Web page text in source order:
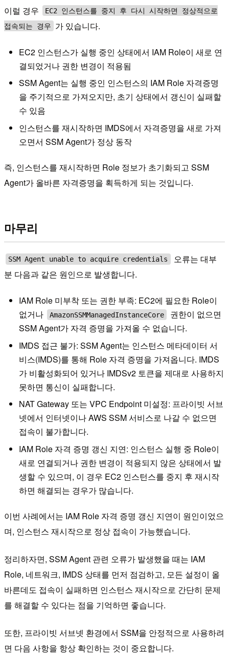
이럴 경우
EC2 인스턴스를 중지 후 다시 시작하면 정상적으로
접속되는 경우
가 있습니다.
EC2 인스턴스가 실행 중인 상태에서 IAM Role이 새로 연
결되었거나 권한 변경이 적용됨
SSM Agent는 실행 중인 인스턴스의 IAM Role 자격증명
을 주기적으로 가져오지만, 초기 상태에서 갱신이 실패할
수 있음
인스턴스를 재시작하면 IMDS에서 자격증명을 새로 가져
오면서 SSM Agent가 정상 동작
즉, 인스턴스를 재시작하면 Role 정보가 초기화되고 SSM
Agent가 올바른 자격증명을 획득하게 되는 것입니다.
마무리
SSM Agent unable to acquire credentials
오류는 대부
분 다음과 같은 원인으로 발생합니다.
IAM Role 미부착 또는 권한 부족: EC2에 필요한 Role이
없거나
AmazonSSMManagedInstanceCore
권한이 없으면
SSM Agent가 자격 증명을 가져올 수 없습니다.
IMDS 접근 불가: SSM Agent는 인스턴스 메타데이터 서
비스(IMDS)를 통해 Role 자격 증명을 가져옵니다. IMDS
가 비활성화되어 있거나 IMDSv2 토큰을 제대로 사용하지
못하면 통신이 실패합니다.
NAT Gateway 또는 VPC Endpoint 미설정: 프라이빗 서브
넷에서 인터넷이나 AWS SSM 서비스로 나갈 수 없으면
접속이 불가합니다.
IAM Role 자격 증명 갱신 지연: 인스턴스 실행 중 Role이
새로 연결되거나 권한 변경이 적용되지 않은 상태에서 발
생할 수 있으며, 이 경우 EC2 인스턴스를 중지 후 재시작
하면 해결되는 경우가 많습니다.
이번 사례에서는 IAM Role 자격 증명 갱신 지연이 원인이었으
며, 인스턴스 재시작으로 정상 접속이 가능했습니다.
정리하자면, SSM Agent 관련 오류가 발생했을 때는 IAM
Role, 네트워크, IMDS 상태를 먼저 점검하고, 모든 설정이 올
바른데도 접속이 실패하면 인스턴스 재시작으로 간단히 문제
를 해결할 수 있다는 점을 기억하면 좋습니다.
또한, 프라이빗 서브넷 환경에서 SSM을 안정적으로 사용하려
면 다음 사항을 항상 확인하는 것이 중요합니다.